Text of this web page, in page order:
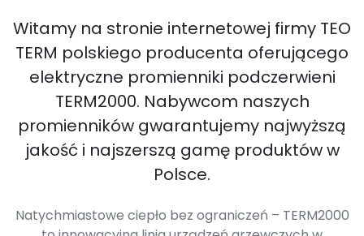
Witamy na stronie internetowej firmy TEO
TERM polskiego producenta oferującego
elektryczne promienniki podczerwieni
TERM2000. Nabywcom naszych
promienników gwarantujemy najwyższą
jakość i najszerszą gamę produktów w
Polsce.
Natychmiastowe ciepło bez ograniczeń – TERM2000